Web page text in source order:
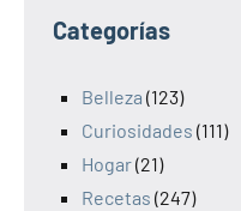
Categorías
Belleza (123)
Curiosidades (111)
Hogar(21)
Recetas (247)